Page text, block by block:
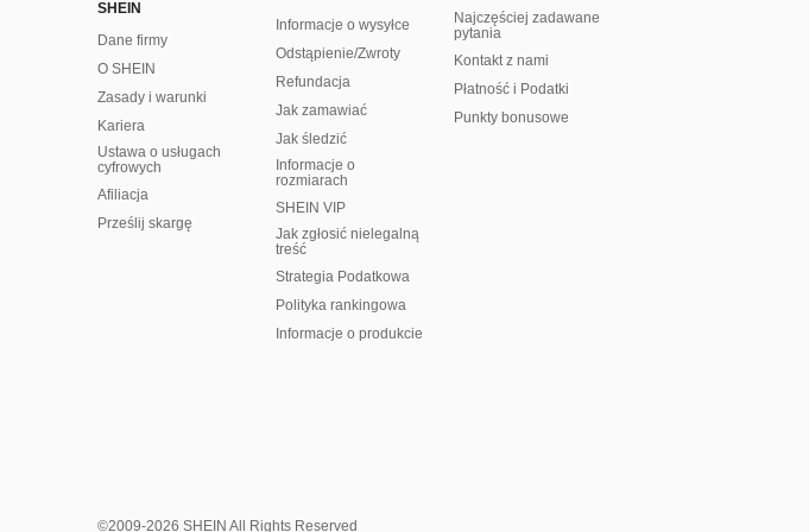
SHEIN
Dane firmy
O SHEIN
Zasady i warunki
Kariera
Ustawa o usługach
cyfrowych
Afiliacja
Prześlij skargę
Informacje o wysyłce
Odstąpienie/Zwroty
Refundacja
Jak zamawiać
Jak śledzić
Informacje o
rozmiarach
SHEIN VIP
Jak zgłosić nielegalną
treść
Strategia Podatkowa
Polityka rankingowa
Informacje o produkcie
Najczęściej zadawane
pytania
Kontakt z nami
Płatność i Podatki
Punkty bonusowe
©2009-2026 SHEIN All Rights Reserved